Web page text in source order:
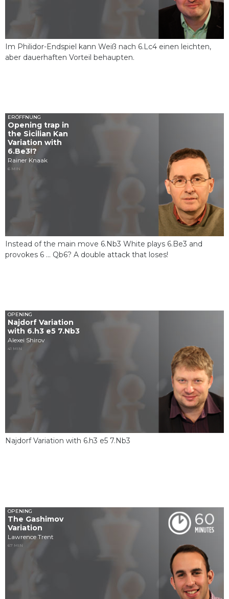
Im Philidor-Endspiel kann Weiß nach 6.Lc4 einen leichten,
aber dauerhaften Vorteil behaupten.
ERÖFFNUNG
Opening trap in
the Sicilian Kan
Variation with
6.Be3!?
Rainer Knaak
6 MIN
Instead of the main move 6.Nb3 White plays 6.Be3 and
provokes 6 ... Qb6? A double attack that loses!
OPENING
Najdorf Variation
with 6.h3 e5 7.Nb3
Alexei Shirov
41 MIN
Najdorf Variation with 6.h3 e5 7.Nb3
OPENING
The Gashimov
Variation
Lawrence Trent
67 MIN